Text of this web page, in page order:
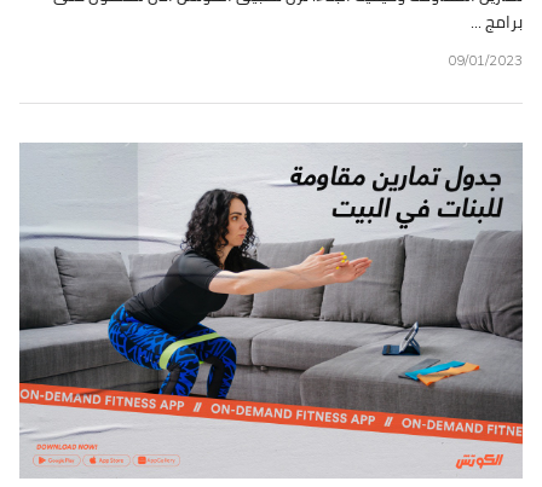
برامج ...
09/01/2023